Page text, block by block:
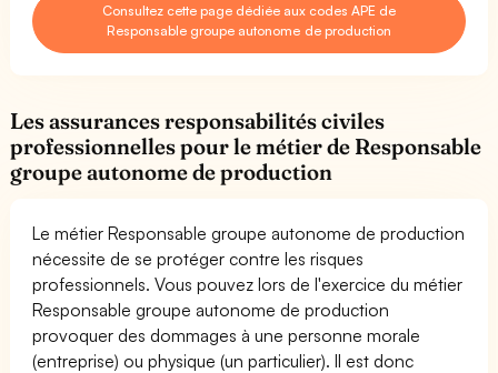
Consultez cette page dédiée aux codes APE de
Responsable groupe autonome de production
Les assurances responsabilités civiles
professionnelles pour le métier de Responsable
groupe autonome de production
Le métier Responsable groupe autonome de production
nécessite de se protéger contre les risques
professionnels. Vous pouvez lors de l'exercice du métier
Responsable groupe autonome de production
provoquer des dommages à une personne morale
(entreprise) ou physique (un particulier). Il est donc